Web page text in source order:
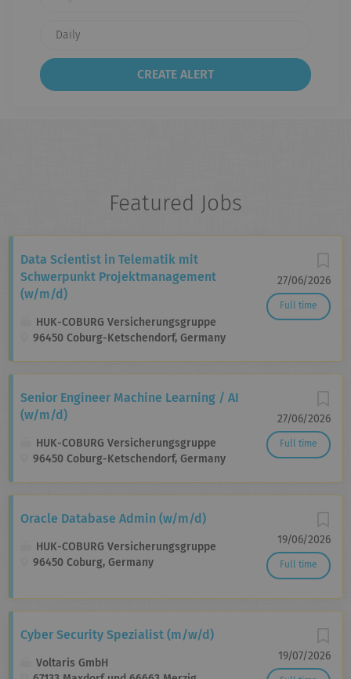
Featured Jobs
27/06/2026
Full time
Data Scientist in Telematik mit
Schwerpunkt Projektmanagement
(w/m/d)
HUK-COBURG Versicherungsgruppe
96450 Coburg-Ketschendorf, Germany
27/06/2026
Full time
Senior Engineer Machine Learning / AI
(w/m/d)
HUK-COBURG Versicherungsgruppe
96450 Coburg-Ketschendorf, Germany
19/06/2026
Full time
Oracle Database Admin (w/m/d)
HUK-COBURG Versicherungsgruppe
96450 Coburg, Germany
19/07/2026
Cyber Security Spezialist (m/w/d)
Voltaris GmbH